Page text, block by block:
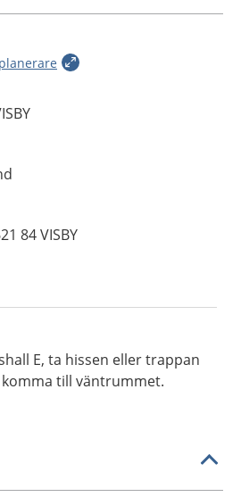
84 VISBY
E, ta hissen eller trappan
till väntrummet.